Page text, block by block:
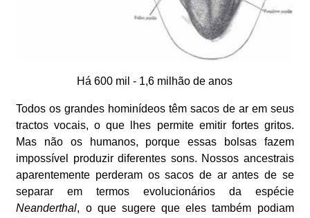
Há 600 mil - 1,6 milhão de anos
Todos os grandes hominídeos têm sacos de ar em seus
tractos vocais, o que lhes permite emitir fortes gritos.
Mas não os humanos, porque essas bolsas fazem
impossível produzir diferentes sons. Nossos ancestrais
aparentemente perderam os sacos de ar antes de se
separar em termos evolucionários da espécie
Neanderthal, o que sugere que eles também podiam